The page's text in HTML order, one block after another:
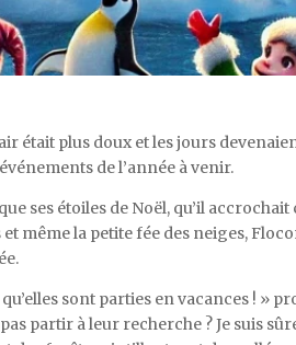
était plus doux et les jours
de l’année à venir.
ses étoiles de Noël, qu’il
même la petite fée des neiges,
sont parties en vacances ! »
partir à leur recherche ? Je suis